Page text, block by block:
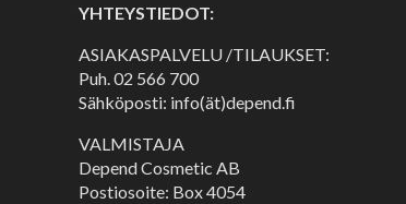
YHTEYSTIEDOT:
ASIAKASPALVELU /TILAUKSET:
Puh.02 566 700
Sähköposti: info(ät)depend.fi
VALMISTAJA
Depend Cosmetic AB
Postiosoite: Box 4054